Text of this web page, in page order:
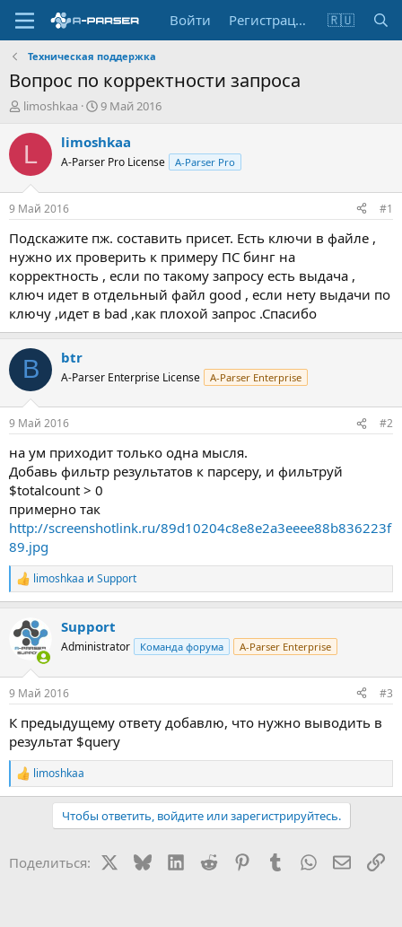
Войти Регистрация 🇷🇺
Техническая поддержка
Вопрос по корректности запроса
А
т
т
е
м
ы
limoshkaa
Д
т
н
а
л
9 Май 2016
L limoshkaa
A-Parser Pro License A-Parser Pro
9 Май 2016 #1
Подскажите пж. составить присет. Есть ключи в файле ,
нужно их проверить к примеру ПС бинг на
корректность , если по такому запросу есть выдача ,
ключ идет в отдельный файл good , если нету выдачи по
ключу ,идет в bad ,как плохой запрос .Спасибо
B btr
A-Parser Enterprise License A-Parser Enterprise
9 Май 2016 #2
на ум приходит только одна мысля.
Добавь фильтр результатов к парсеру, и фильтруй
$totalcount > 0
примерно так
http://screenshotlink.ru/89d10204c8e8e2a3eeee88b836223f
89.jpg
Р
е
к
ц
и
limoshkaa и Support
Support
Administrator Команда форума A-Parser Enterprise
9 Май 2016 #3
К предыдущему ответу добавлю, что нужно выводить в
результат $query
Р
е
и
limoshkaa
Чтобы ответить, войдите или зарегистрируйтесь.
Поделиться: BlueskyLinkedIn
Reddit PinterestTumblr WhatsApp